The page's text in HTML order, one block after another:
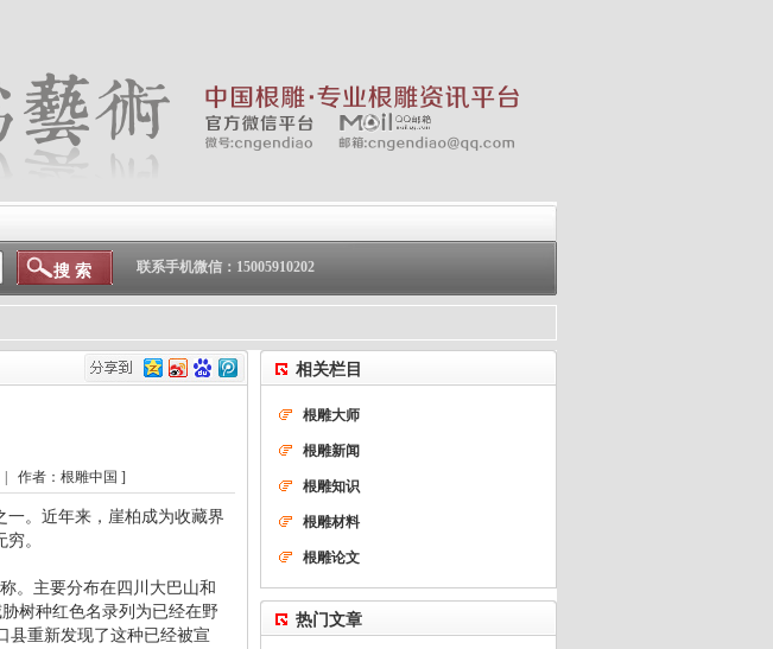
联系手机微信：15005910202
作者：根雕中国 ]
一。近年来，崖柏成为收藏界
。
。主要分布在四川大巴山和
树种红色名录列为已经在野
县重新发现了这种已经被宣
相关栏目
根雕大师
根雕新闻
根雕知识
根雕材料
根雕论文
热门文章